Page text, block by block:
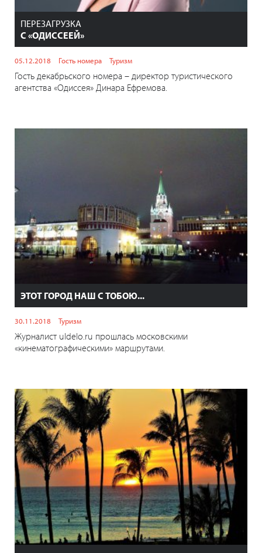
ПЕРЕЗАГРУЗКА
С «ОДИССЕЕЙ»
05.12.2018 Гость номера Туризм
Гость декабрьского номера – директор туристического
агентства «Одиссея» Динара Ефремова.
ЭТОТ ГОРОД НАШ С ТОБОЮ...
30.11.2018 Туризм
Журналист uldelo.ru прошлась московскими
«кинематографическими» маршрутами.